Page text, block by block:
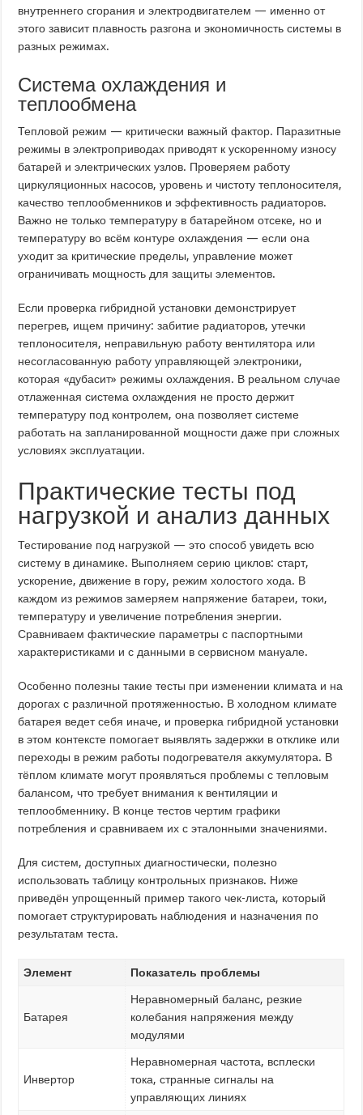
внутреннего сгорания и электродвигателем — именно от
этого зависит плавность разгона и экономичность системы в
разных режимах.
Система охлаждения и
теплообмена
Тепловой режим — критически важный фактор. Паразитные
режимы в электроприводах приводят к ускоренному износу
батарей и электрических узлов. Проверяем работу
циркуляционных насосов, уровень и чистоту теплоносителя,
качество теплообменников и эффективность радиаторов.
Важно не только температуру в батарейном отсеке, но и
температуру во всём контуре охлаждения — если она
уходит за критические пределы, управление может
ограничивать мощность для защиты элементов.
Если проверка гибридной установки демонстрирует
перегрев, ищем причину: забитие радиаторов, утечки
теплоносителя, неправильную работу вентилятора или
несогласованную работу управляющей электроники,
которая «дубасит» режимы охлаждения. В реальном случае
отлаженная система охлаждения не просто держит
температуру под контролем, она позволяет системе
работать на запланированной мощности даже при сложных
условиях эксплуатации.
Практические тесты под
нагрузкой и анализ данных
Тестирование под нагрузкой — это способ увидеть всю
систему в динамике. Выполняем серию циклов: старт,
ускорение, движение в гору, режим холостого хода. В
каждом из режимов замеряем напряжение батареи, токи,
температуру и увеличение потребления энергии.
Сравниваем фактические параметры с паспортными
характеристиками и с данными в сервисном мануале.
Особенно полезны такие тесты при изменении климата и на
дорогах с различной протяженностью. В холодном климате
батарея ведет себя иначе, и проверка гибридной установки
в этом контексте помогает выявлять задержки в отклике или
переходы в режим работы подогревателя аккумулятора. В
тёплом климате могут проявляться проблемы с тепловым
балансом, что требует внимания к вентиляции и
теплообменнику. В конце тестов чертим графики
потребления и сравниваем их с эталонными значениями.
Для систем, доступных диагностически, полезно
использовать таблицу контрольных признаков. Ниже
приведён упрощенный пример такого чек-листа, который
помогает структурировать наблюдения и назначения по
результатам теста.
Элемент Показатель проблемы
Батарея
Неравномерный баланс, резкие
колебания напряжения между
модулями
Инвертор
Неравномерная частота, всплески
тока, странные сигналы на
управляющих линиях